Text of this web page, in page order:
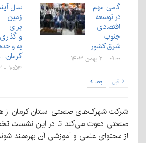
گامی مهم
در توسعه
اقتصادی
جنوب
شرق کشور
۰۹:۰۰ - ۲ بهمن ۱۴۰۳
سال
زمین
برای
واگذاری
به
کرمان…
۱۰:۵۴ - ۱۲ مهر ۱۴۰۳
قبل بعد
شرکت شهرک‌های صنعتی استان کرمان از
صنعتی دعوت می‌کند تا در این نشست
از محتوای علمی و آموزشی آن بهره‌مند